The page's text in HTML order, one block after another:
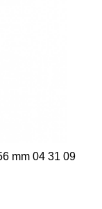
mm 04 31 09